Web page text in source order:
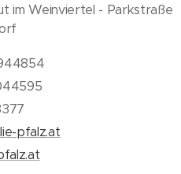
im Weinviertel - Parkstraße
pfalz.at